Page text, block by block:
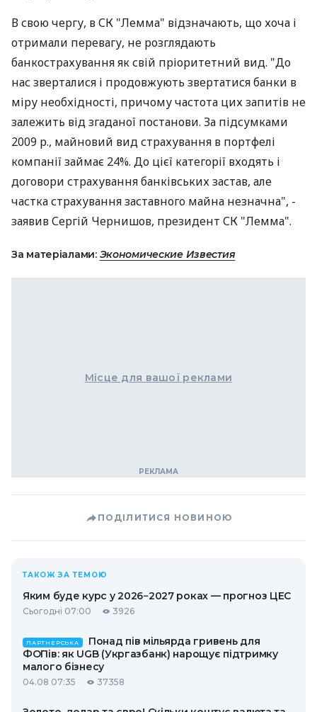
В свою чергу, в СК "Лемма" відзначають, що хоча і
отримали перевагу, не розглядають
банкострахування як свій пріоритетний вид. "До
нас зверталися і продовжують звертатися банки в
міру необхідності, причому частота цих запитів не
залежить від згаданої постанови. За підсумками
2009 р., майновий вид страхування в портфелі
компанії займає 24%. До цієї категорії входять і
договори страхування банківських застав, але
частка страхування заставного майна незначна", -
заявив Сергій Чернишов, президент СК "Лемма".
За матеріалами: Экономические Известия
Місце для вашої реклами
ПОДІЛИТИСЯ НОВИНОЮ
ТАКОЖ ЗА ТЕМОЮ
Яким буде курс у 2026−2027 роках — прогноз ЦЕС
Сьогодні 07:00 3926
ПАРТНЕРСЬКА
Понад пів мільярда гривень для
ФОПів: як UGB (Укргазбанк) нарощує підтримку
малого бізнесу
04.08 07:35 37358